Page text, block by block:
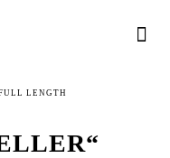
LENGTH